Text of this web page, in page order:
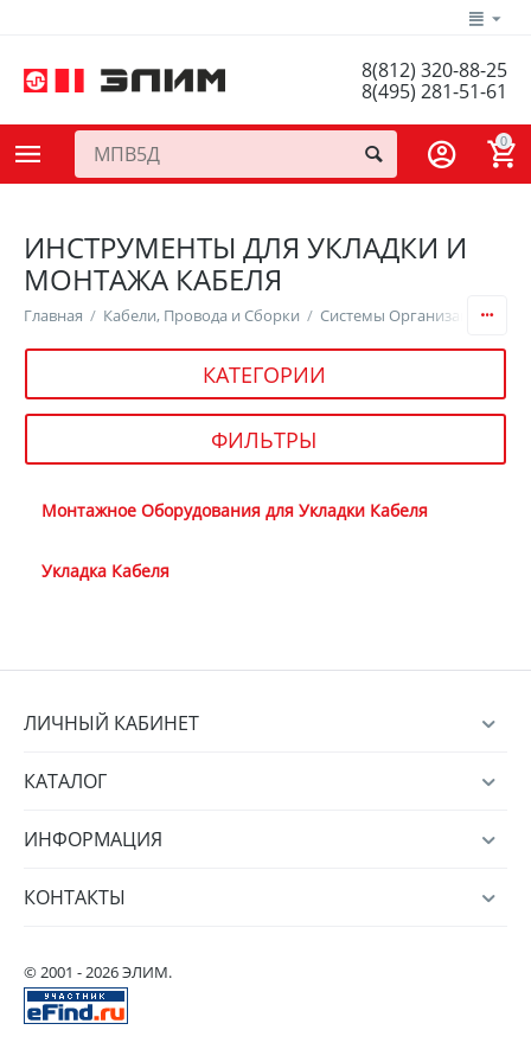
8(812) 320-88-25
8(495) 281-51-61
0
ИНСТРУМЕНТЫ ДЛЯ УКЛАДКИ И
МОНТАЖА КАБЕЛЯ
Главная / Кабели, Провода и Сборки / Системы Организации
КАТЕГОРИИ
ФИЛЬТРЫ
Монтажное Оборудования для Укладки Кабеля
Укладка Кабеля
ЛИЧНЫЙ КАБИНЕТ
КАТАЛОГ
ИНФОРМАЦИЯ
КОНТАКТЫ
© 2001 - 2026 ЭЛИМ.